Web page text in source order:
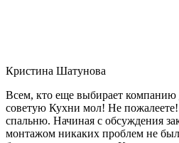
Кристина Шатунова
Всем, кто еще выбирает компанию
советую Кухни мол! Не
спальню. Начиная с обсуждения
монтажом никаких проблем не